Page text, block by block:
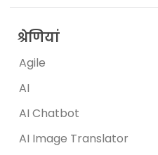
श्रेणियां
Agile
AI
AI Chatbot
AI Image Translator